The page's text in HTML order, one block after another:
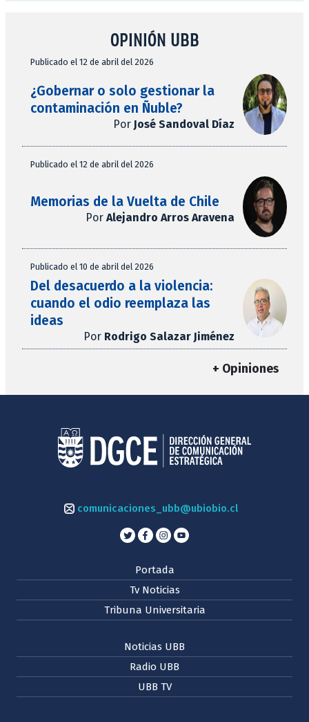
OPINIÓN UBB
Publicado el 12 de abril del 2026
¿Gobernar o solo gestionar la
contaminación en Ñuble?
Por José Sandoval Díaz
Publicado el 12 de abril del 2026
Memorias de la Vuelta de Chile
Por Alejandro Arros Aravena
Publicado el 10 de abril del 2026
Del desacuerdo a la violencia:
cuando el odio reemplaza las
ideas
Por Rodrigo Salazar Jiménez
+ Opiniones
comunicaciones_ubb@ubiobio.cl
Portada
Tv Noticias
Tribuna Universitaria
Noticias UBB
Radio UBB
UBB TV